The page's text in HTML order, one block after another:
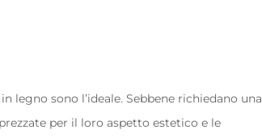
legno sono l’ideale. Sebbene richiedano una
per il loro aspetto estetico e le